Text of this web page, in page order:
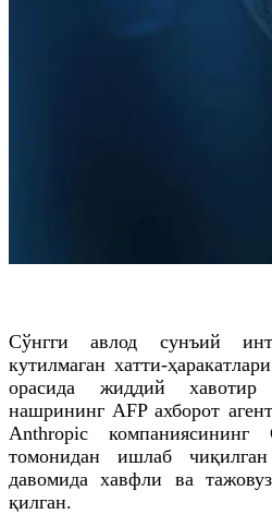
Сўнгги авлод сунъий
кутилмаган хатти-
орасида жиддий хавотир
нашрининг AFP ахборот
Anthropic
томонидан ишлаб
давомида хавфли ва
қилган.